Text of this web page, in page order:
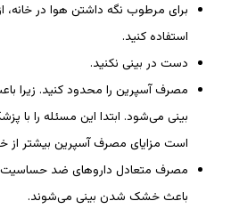
برای مرطوب نگه داشتن هوا در
استفاده کنید.
دست در بینی نکنید.
مصرف آسپرین را محدود کنید. زیرا
بینی می‌شود. ابتدا این مسئله را با
است مزایای مصرف آسپرین بیشتر از
مصرف متعادل داروهای ضد حساسیت
باعث خشک شدن بینی می‌شوند.